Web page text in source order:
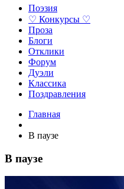
Поэзия
♡ Конкурсы ♡
Проза
Блоги
Отклики
Форум
Дуэли
Классика
Поздравления
Главная
В паузе
В паузе